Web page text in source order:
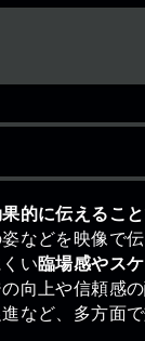
的に伝えること
などを映像で
い臨場感やス
向上や信頼感
など、多方面で